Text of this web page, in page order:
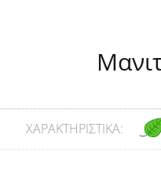
ΧΑΡΑΚΤΗΡΙΣΤΙΚΆ: